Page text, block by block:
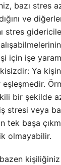
bazı stres
ve
stres
için işe
Ya
bir şekilde
stresi veya
tek başa
olmayabilir.